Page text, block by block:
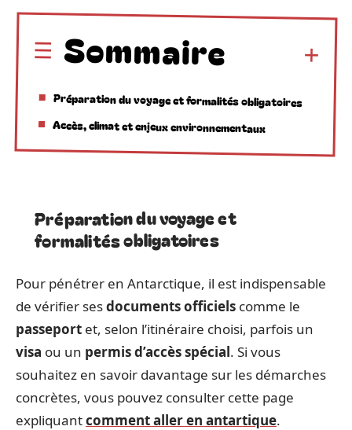
Sommaire
Préparation du voyage et formalités obligatoires
Accès, climat et enjeux environnementaux
Préparation du voyage et
formalités obligatoires
Pour pénétrer en Antarctique, il est indispensable
de vérifier sesdocuments officiels comme le
passeport et, selon l’itinéraire choisi, parfois un
visa ou un permis d’accès spécial. Si vous
souhaitez en savoir davantage sur les démarches
concrètes, vous pouvez consulter cette page
expliquantcomment aller en antartique.